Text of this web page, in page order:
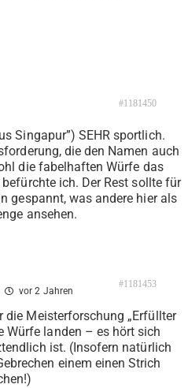
#1181450
Singapur”) SEHR sportlich.
die den Namen auch
die fabelhaften Würfe das
ich. Der Rest sollte für
gespannt, was andere hier als
ansehen.
vor 2 Jahren
#1181453
die Meisterforschung „Erfüllter
Würfe landen – es hört sich
ist. (Insofern natürlich
einem einen Strich